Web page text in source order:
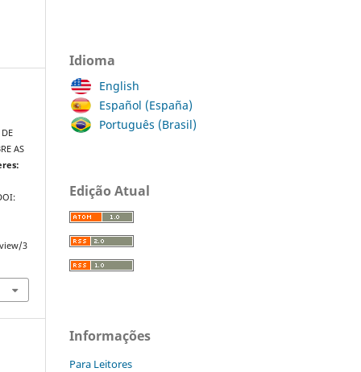
AS
3
Idioma
English
Español (España)
Português (Brasil)
Edição Atual
Informações
Para Leitores